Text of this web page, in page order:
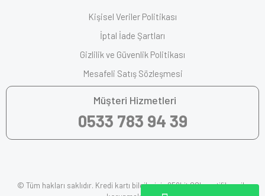
Kişisel Veriler Politikası
İptal İade Şartları
Gizlilik ve Güvenlik Politikası
Mesafeli Satış Sözleşmesi
Müşteri Hizmetleri
0533 783 94 39
© Tüm hakları saklıdır. Kredi kartı bilgileriniz 256bit SSL sertifikası ile